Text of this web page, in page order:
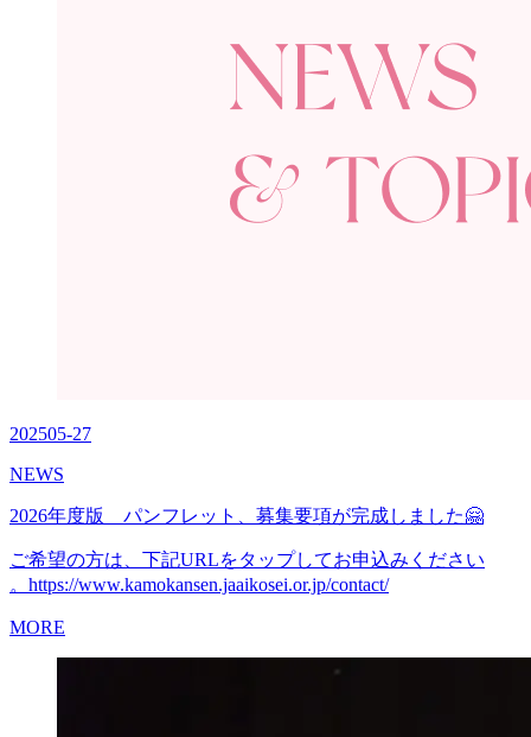
202505-27
NEWS
2026年度版 パンフレット、募集要項が完成しました🤗
ご希望の方は、下記URLをタップしてお申込みください
。https://www.kamokansen.jaaikosei.or.jp/contact/
MORE